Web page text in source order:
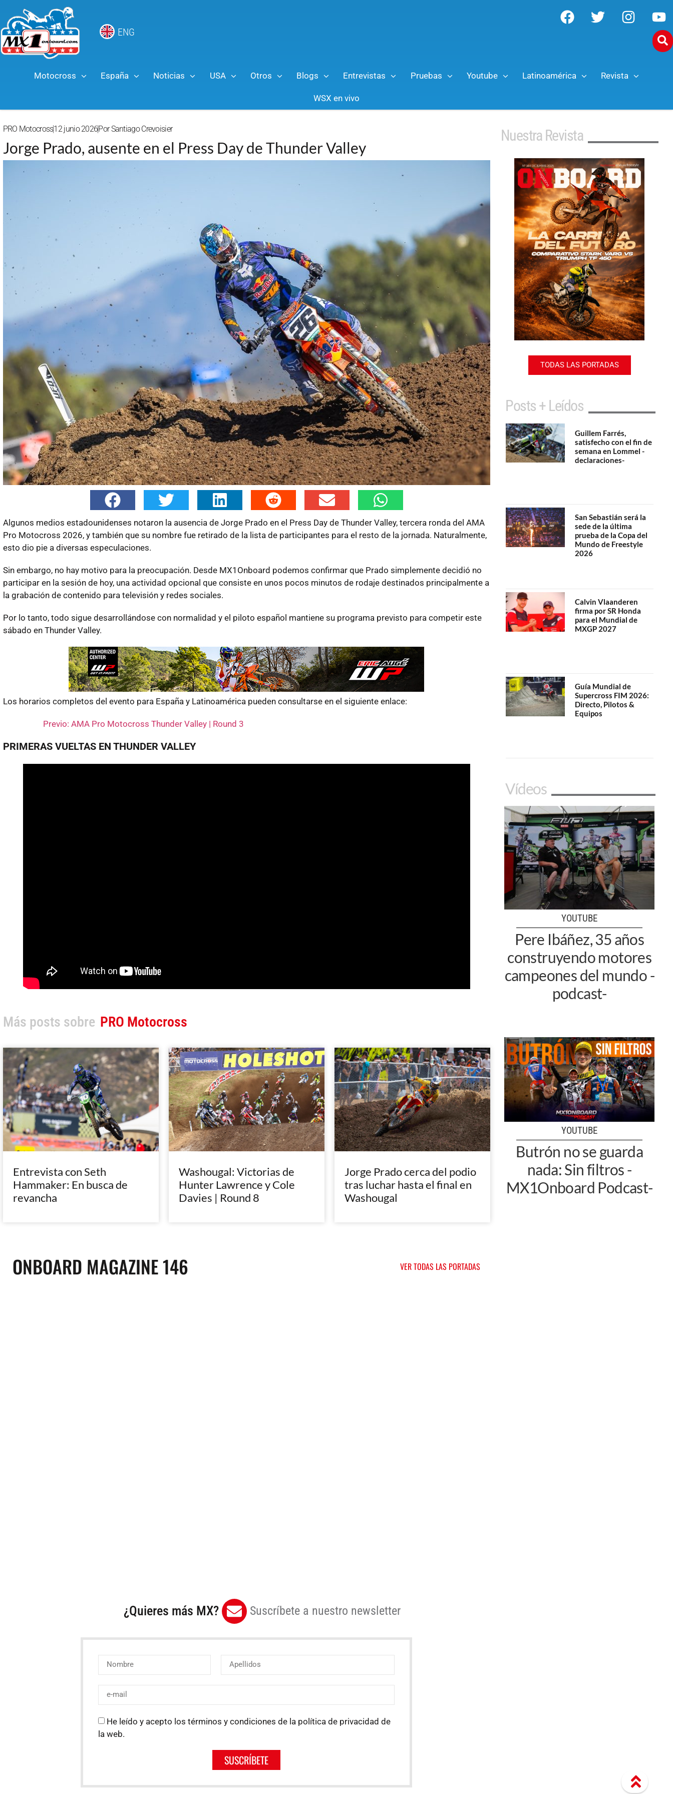
ENG
Motocross España Noticias USA Otros Blogs Entrevistas Pruebas Youtube Latinoamérica Revista
WSX en vivo
PRO Motocross12 junio 2026PorSantiago Crevoisier
Jorge Prado, ausente en el Press Day de Thunder Valley
Algunos medios estadounidenses notaron la ausencia de Jorge Prado en el Press Day de Thunder Valley, tercera ronda del AMA
Pro Motocross 2026, y también que su nombre fue retirado de la lista de participantes para el resto de la jornada. Naturalmente,
esto dio pie a diversas especulaciones.
Sin embargo, no hay motivo para la preocupación. Desde MX1Onboard podemos confirmar que Prado simplemente decidió no
participar en la sesión de hoy, una actividad opcional que consiste en unos pocos minutos de rodaje destinados principalmente a
la grabación de contenido para televisión y redes sociales.
Por lo tanto, todo sigue desarrollándose con normalidad y el piloto español mantiene su programa previsto para competir este
sábado en Thunder Valley.
Los horarios completos del evento para España y Latinoamérica pueden consultarse en el siguiente enlace:
Previo: AMA Pro Motocross Thunder Valley | Round 3
PRIMERAS VUELTAS EN THUNDER VALLEY
Más posts sobre PRO Motocross
Entrevista con Seth
Hammaker: En busca de
revancha
Washougal: Victorias de
Hunter Lawrence y Cole
Davies | Round 8
Jorge Prado cerca del podio
tras luchar hasta el final en
Washougal
ONBOARD MAGAZINE 146 VER TODAS LAS PORTADAS
¿Quieres más MX? Suscríbete a nuestro newsletter
He leído y acepto los términos y condiciones de la política de privacidad de
la web.
SUSCRÍBETE
Nuestra Revista
TODAS LAS PORTADAS
Posts + Leídos
Guillem Farrés,
satisfecho con el fin de
semana en Lommel -
declaraciones-
San Sebastián será la
sede de la última
prueba de la Copa del
Mundo de Freestyle
2026
Calvin Vlaanderen
firma por SR Honda
para el Mundial de
MXGP 2027
Guía Mundial de
Supercross FIM 2026:
Directo, Pilotos &
Equipos
Vídeos
YOUTUBE
Pere Ibáñez, 35 años
construyendo motores
campeones del mundo -
podcast-
YOUTUBE
Butrón no se guarda
nada: Sin filtros -
MX1Onboard Podcast-